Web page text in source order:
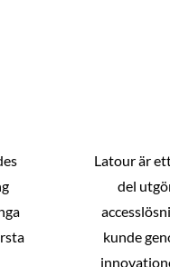
Latour är
del
kunde